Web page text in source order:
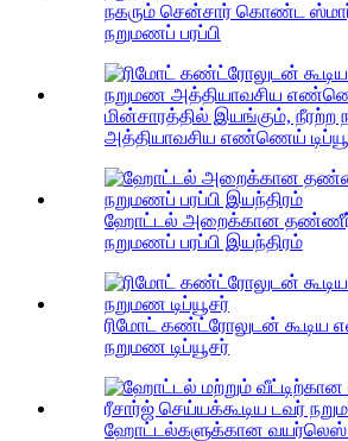
நகரும் சென்சார் கொண்ட
நறுமணப் பரப்பி
மின்சாரத்தில் இயங்கும், நீரற்ற
அத்தியாவசிய எண்ணெய்
ஹோட்டல் அறைக்கான
நறுமணப் பரப்பி இயந்திரம்
ரிமோட் கண்ட்ரோலுடன் கூடிய
நறுமண டிப்யூசர்
ஹோட்டல்களுக்கான வயர்லெஸ்